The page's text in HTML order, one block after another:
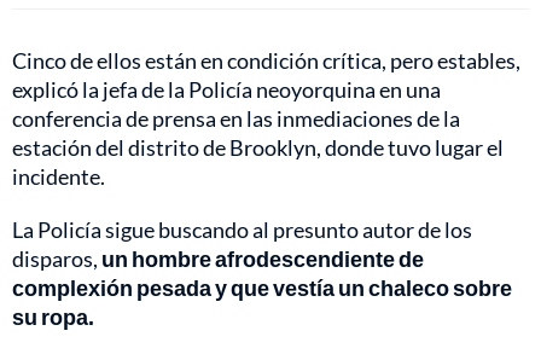
Cinco de ellos están en condición crítica, pero estables,
explicó la jefa de la Policía neoyorquina en una
conferencia de prensa en las inmediaciones de la
estación del distrito de Brooklyn, donde tuvo lugar el
incidente.
La Policía sigue buscando al presunto autor de los
disparos, un hombre afrodescendiente de
complexión pesada y que vestía un chaleco sobre
su ropa.